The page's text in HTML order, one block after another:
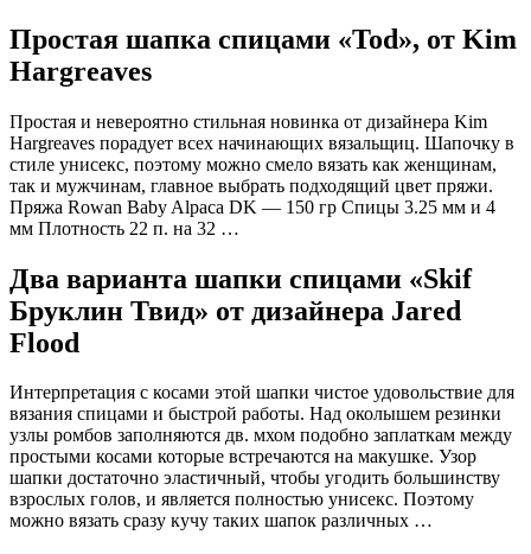
Простая шапка спицами «Tod», от Kim
Hargreaves
Простая и невероятно стильная новинка от дизайнера Kim
Hargreaves порадует всех начинающих вязальщиц. Шапочку в
стиле унисекс, поэтому можно смело вязать как женщинам,
так и мужчинам, главное выбрать подходящий цвет пряжи.
Пряжа Rowan Baby Alpaca DK — 150 гр Спицы 3.25 мм и 4
мм Плотность 22 п. на 32 …
Два варианта шапки спицами «Skif
Бруклин Твид» от дизайнера Jared
Flood
Интерпретация с косами этой шапки чистое удовольствие для
вязания спицами и быстрой работы. Над околышем резинки
узлы ромбов заполняются дв. мхом подобно заплаткам между
простыми косами которые встречаются на макушке. Узор
шапки достаточно эластичный, чтобы угодить большинству
взрослых голов, и является полностью унисекс. Поэтому
можно вязать сразу кучу таких шапок различных …